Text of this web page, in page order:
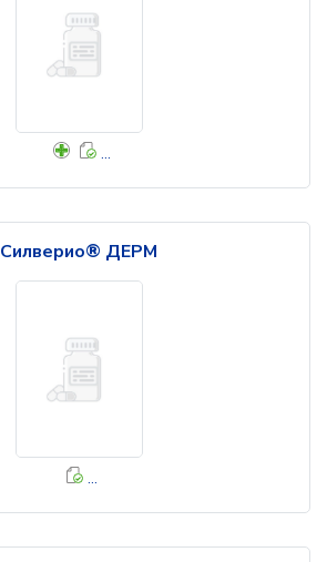
...
Силверио® ДЕРМ
...